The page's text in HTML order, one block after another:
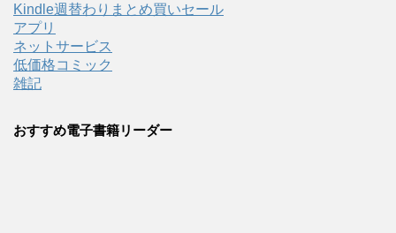
Kindle週替わりまとめ買いセール
アプリ
ネットサービス
低価格コミック
雑記
おすすめ電子書籍リーダー